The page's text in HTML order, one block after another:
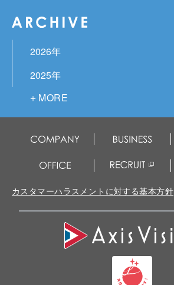
2026年
2025年
2024年
2022年
2021年
2020年
カスタマーハラスメントに対する基本方針